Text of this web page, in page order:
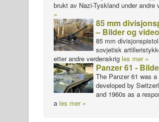
brukt av Nazi-Tyskland under andre
»
85 mm
– Bilder og video
85 mm
sovjetisk
etter andre verdenskrig les mer »
Panzer 61 -
The Panzer 61 was
developed by
and 1960s as a
a les mer »